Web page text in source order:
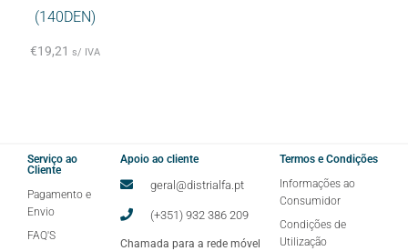
(140DEN)
€19,21 s/ IVA
Serviço ao
Cliente
Pagamento e
Envio
FAQ'S
Apoio ao cliente
geral@distrialfa.pt
(+351) 932 386 209
Chamada para a rede móvel
Termos e Condições
Informações ao
Consumidor
Condições de
Utilização